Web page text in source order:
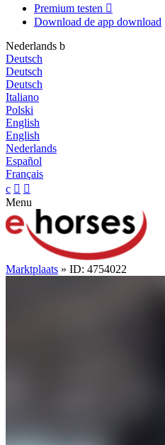
Premium testen 
Download de app download
Nederlands b
Deutsch
Deutsch
Deutsch
Italiano
Polski
English
English
Nederlands
Español
Français
c  
Menu
Marktplaats » ID: 4754022